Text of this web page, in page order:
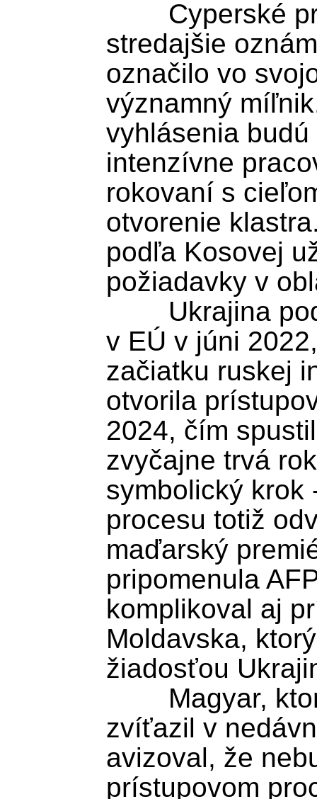
stredajšie
označilo vo
významný
vyhlásenia
intenzívne
rokovaní s
otvorenie
podľa Kosovej
požiadavky v
v EÚ v júni
začiatku ruskej
otvorila
2024, čím
zvyčajne trvá
symbolický krok
procesu totiž
maďarský
pripomenula
komplikoval aj
Moldavska,
žiadosťou
zvíťazil v
avizoval, že
prístupovom